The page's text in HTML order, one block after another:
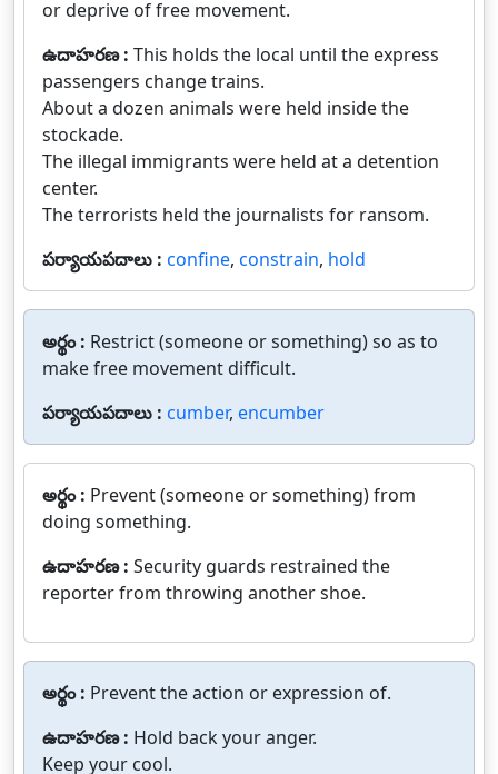
or deprive of free movement.
ఉదాహరణ : This holds the local until the express
passengers change trains.
About a dozen animals were held inside the
stockade.
The illegal immigrants were held at a detention
center.
The terrorists held the journalists for ransom.
పర్యాయపదాలు : confine, constrain, hold
అర్థం : Restrict (someone or something) so as to
make free movement difficult.
పర్యాయపదాలు : cumber, encumber
అర్థం : Prevent (someone or something) from
doing something.
ఉదాహరణ : Security guards restrained the
reporter from throwing another shoe.
అర్థం : Prevent the action or expression of.
ఉదాహరణ : Hold back your anger.
Keep your cool.